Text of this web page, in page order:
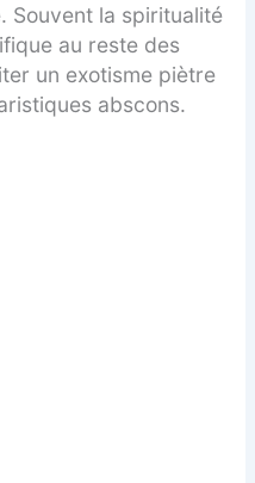
Souvent la spiritualité
au reste des
un exotisme piètre
abscons.